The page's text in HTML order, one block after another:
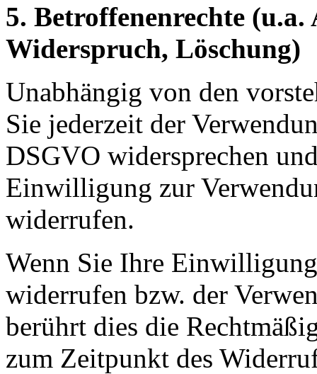
5. Betroffenenrechte
Widerspruch, Löschung)
Unabhängig von den
Sie jederzeit der
DSGVO widersprechen
Einwilligung zur
widerrufen.
Wenn Sie Ihre
widerrufen bzw. der
berührt dies die
zum Zeitpunkt des